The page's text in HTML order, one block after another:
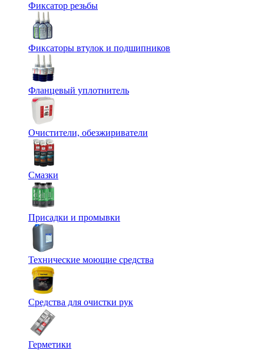
Фиксатор резьбы
Фиксаторы втулок и подшипников
Фланцевый уплотнитель
Очистители, обезжириватели
Смазки
Присадки и промывки
Технические моющие средства
Средства для очистки рук
Герметики